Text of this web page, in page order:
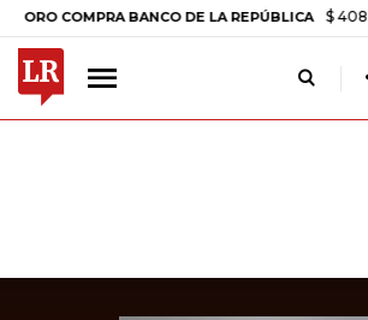
COMPRA BANCO DE LA REPÚBLICA $ 408.498,97